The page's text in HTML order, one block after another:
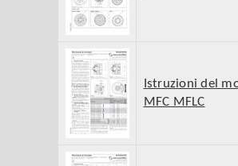
Istruzioni del
MFC MFLC